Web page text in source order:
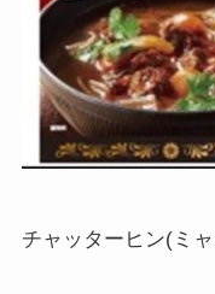
チャッターヒン(ミ